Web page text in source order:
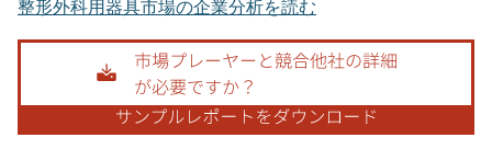
整形外科用器具市場の企業分析を読む